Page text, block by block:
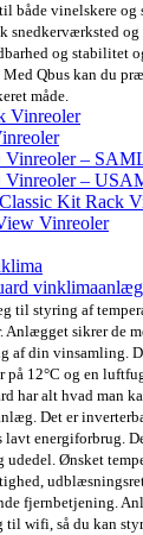
både vinelskere og
snedkerværksted
og stabilitet
Qbus kan du
måde.
Vinreoler
–
Vinreoler –
Kit Rack
Vinreoler
vinklimaanlæg
til styring af
sikrer de
af din vinsamling.
på 12°C og en
har alt hvad man
Det er
lavt energiforbrug.
udedel. Ønsket
fjernbetjening.
wifi, så du kan